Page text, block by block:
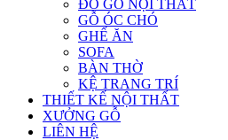
ĐỒ GỖ NỘI THẤT
GỖ ÓC CHÓ
GHẾ ĂN
SOFA
BÀN THỜ
KỆ TRANG TRÍ
THIẾT KẾ NỘI THẤT
XƯỞNG GỖ
LIÊN HỆ